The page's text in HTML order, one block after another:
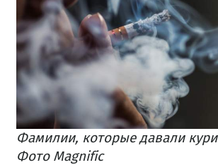
Фамилии, которые давали
Фото Magnific